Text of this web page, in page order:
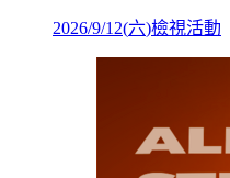
2026/9/12(六)檢視活動